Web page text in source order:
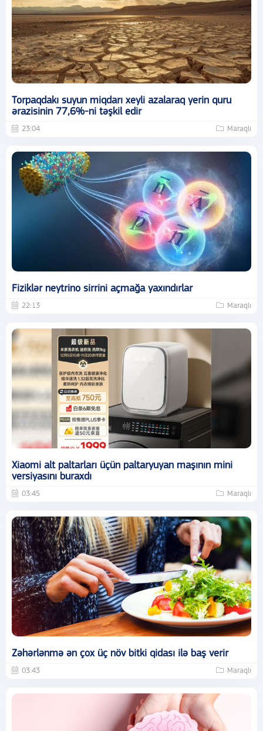
Torpaqdakı suyun miqdarı xeyli azalaraq yerin quru
ərazisinin 77,6%-ni təşkil edir
23:04 Maraqlı
Fiziklər neytrino sirrini açmağa yaxındırlar
22:13 Maraqlı
Xiaomi alt paltarları üçün paltaryuyan maşının mini
versiyasını buraxdı
03:45 Maraqlı
Zəhərlənmə ən çox üç növ bitki qidası ilə baş verir
03:43 Maraqlı